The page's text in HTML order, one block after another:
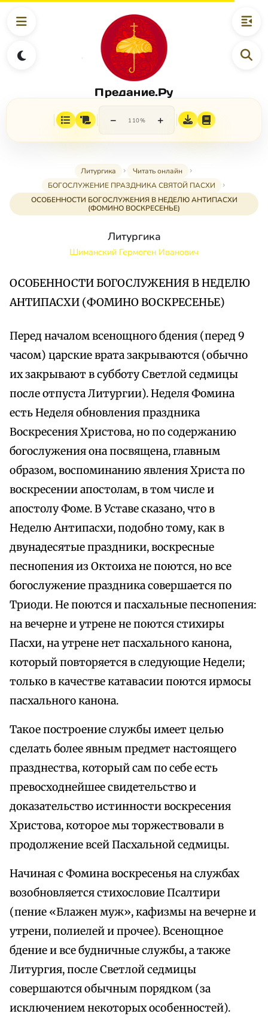
Предание.Ру
− 110% +
Литургика
Читать онлайн
БОГОСЛУЖЕНИЕ ПРАЗДНИКА СВЯТОЙ ПАСХИ
ОСОБЕННОСТИ БОГОСЛУЖЕНИЯ В НЕДЕЛЮ АНТИПАСХИ
(ФОМИНО ВОСКРЕСЕНЬЕ)
Литургика
Шиманский Гермоген Иванович
ОСОБЕННОСТИ БОГОСЛУЖЕНИЯ В НЕДЕЛЮ
АНТИПАСХИ (ФОМИНО ВОСКРЕСЕНЬЕ)
Перед началом всенощного бдения (перед 9
часом) царские врата закрываются (обычно
их закрывают в субботу Светлой седмицы
после отпуста Литургии). Неделя Фомина
есть Неделя обновления праздника
Воскресения Христова, но по содержанию
богослужения она посвящена, главным
образом, воспоминанию явления Христа по
воскресении апостолам, в том числе и
апостолу Фоме. В Уставе сказано, что в
Неделю Антипасхи, подобно тому, как в
двунадесятые праздники, воскресные
песнопения из Октоиха не поются, но все
богослужение праздника совершается по
Триоди. Не поются и пасхальные песнопения:
на вечерне и утрене не поются стихиры
Пасхи, на утрене нет пасхального канона,
который повторяется в следующие Недели;
только в качестве катавасии поются ирмосы
пасхального канона.
Такое построение службы имеет целью
сделать более явным предмет настоящего
празднества, который сам по себе есть
превосходнейшее свидетельство и
доказательство истинности воскресения
Христова, которое мы торжествовали в
продолжение всей Пасхальной седмицы.
Начиная с Фомина воскресенья на службах
возобновляется стихословие Псалтири
(пение «Блажен муж», кафизмы на вечерне и
утрени, полиелей и прочее). Всенощное
бдение и все будничные службы, а также
Литургия, после Светлой седмицы
совершаются обычным порядком (за
исключением некоторых особенностей).